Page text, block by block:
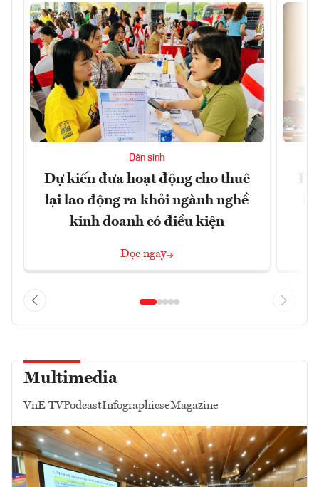
Dân sinh
Dự kiến đưa hoạt động cho thuê
lại lao động ra khỏi ngành nghề
kinh doanh có điều kiện
Đọc ngay
Đề
Multimedia
VnE TVPodcastInfographicseMagazine